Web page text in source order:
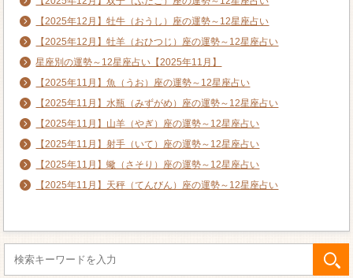
【2025年12月】牡牛（おうし）座の運勢～12星座占い
【2025年12月】牡羊（おひつじ）座の運勢～12星座占い
星座別の運勢～12星座占い【2025年11月】
【2025年11月】魚（うお）座の運勢～12星座占い
【2025年11月】水瓶（みずがめ）座の運勢～12星座占い
【2025年11月】山羊（やぎ）座の運勢～12星座占い
【2025年11月】射手（いて）座の運勢～12星座占い
【2025年11月】蠍（さそり）座の運勢～12星座占い
【2025年11月】天秤（てんびん）座の運勢～12星座占い